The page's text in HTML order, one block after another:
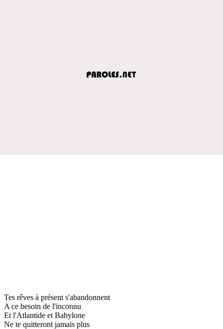
Tes rêves à présent s'abandonnent
A ce besoin de l'inconnu
Et l'Atlantide et Babylone
Ne te quitteront jamais plus